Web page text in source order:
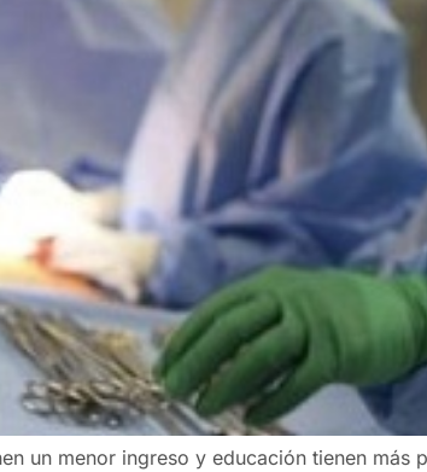
un menor ingreso y educación tienen